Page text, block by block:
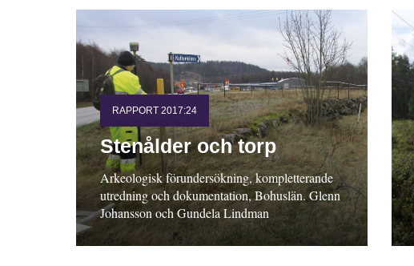
RAPPORT 2017:24
Stenålder och torp
Arkeologisk förundersökning, kompletterande
utredning och dokumentation, Bohuslän. Glenn
Johansson och Gundela Lindman